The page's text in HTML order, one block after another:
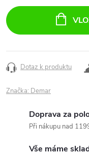
cena:
Dotaz k produktu
Značka: Demar
Doprava za
Při nákupu nad
Vše máme